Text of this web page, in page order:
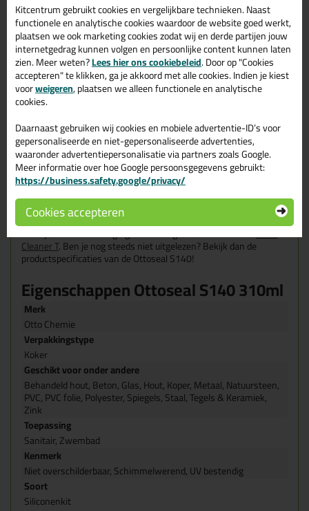
Kenmerken van de Ottoseal S140
Dubbele bescherming tegen schimmel
Geschikt voor natuursteen
Veroorzaakt geen verontreiniging van de randzonen aan
natuursteen
Hoge kerf- en scheurvastheid
Voor langdurige toepassingen binnen en buiten
Zeer actieve fungicide plus innovatieve OTTO Fungitect
Zilvertechnologie
Uithardingstijd: 2mm per 24 uur
Chloor en zout bestendig
Voorbehandeling
Er wordt altijd aangeraden om de hechtvlakken altijd stofvrij en
vetvrij te maken. Reiniging van ondergronden kan met deOTTO
Cleaner T. Ben je nog steeds niet uitgelezen? Bekijk dan de
productspecificaties van de Ottoseal S140!
Eigenschappen Ottoseal S140 310ml
Merk
Otto Chemie
Verpakkingstype
Koker
Geschikt voor onder andere
Behandeld hout, Beton, Glas, Hout, Koper, Metaal, Natuursteen,
PVC, PVC folie, Polyester, Spiegels, Staal, Tegels & Keramiek,
Zink
Toepassing
Sanitair, Zwembad
Kenmerk
Niet overschilderbaar, Schimmelwerend, UV bestendig
Soort
Siliconenkit
Kitcentrum gebruikt cookies en vergelijkbare technieken. Naast
functionele en analytische cookies waardoor de website goed werkt,
plaatsen we ook marketing cookies zodat wij en derde partijen jouw
internetgedrag kunnen volgen en persoonlijke content kunnen laten
zien. Meer weten?Lees hier ons cookiebeleid. Door op "Cookies
accepteren" te klikken, ga je akkoord met alle cookies. Indien je kiest
voorweigeren, plaatsen we alleen functionele en analytische
cookies.
Daarnaast gebruiken wij cookies en mobiele advertentie-ID’s voor
gepersonaliseerde en niet-gepersonaliseerde advertenties,
waaronder advertentiepersonalisatie via partners zoals Google.
Meer informatie over hoe Google persoonsgegevens gebruikt:
https://business.safety.google/privacy/
Cookies accepteren